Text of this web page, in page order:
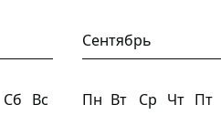
Сб Вс
Сентябрь
Пн Вт Ср Чт Пт